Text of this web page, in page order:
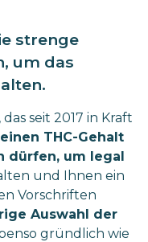
strenge
um das
seit 2017 in Kraft
THC-Gehalt
dürfen, um legal
und Ihnen ein
Vorschriften
Auswahl der
gründlich wie